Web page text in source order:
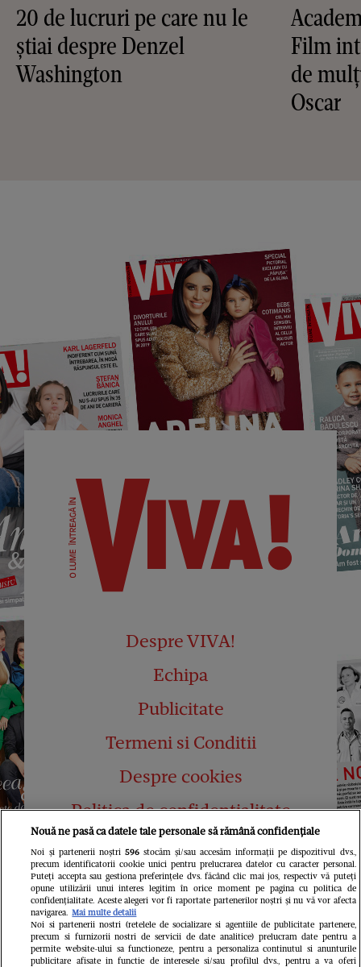
20 de lucruri pe care nu le
știai despre Denzel
Washington
Film
de
Oscar
Despre VIVA!
Echipa
Publicitate
Termeni si Conditii
Despre cookies
Politica de confidențialitate
Abonamente
Contact
Nouă ne pasă ca datele tale personale să rămână confidențiale
Noi și partenerii noștri 596stocăm și/sau accesăm informații pe dispozitivul dvs.,
precum identificatorii cookie unici pentru prelucrarea datelor cu caracter personal.
Puteți accepta sau gestiona preferințele dvs. făcând clic mai jos, respectiv vă puteți
opune utilizării unui interes legitim în orice moment pe pagina cu politica de
confidențialitate. Aceste alegeri vor fi raportate partenerilor noștri și nu vă vor afecta
navigarea. Mai multe detalii
Noi si partenerii nostri (retelele de socializare si agentiile de publicitate partenere,
precum si furnizorii nostri de servicii de date analitice) prelucram date pentru a
permite website-ului sa functioneze, pentru a personaliza continutul si anunturile
publicitare afisate in functie de interesele si/sau profilul dvs., pentru a va oferi